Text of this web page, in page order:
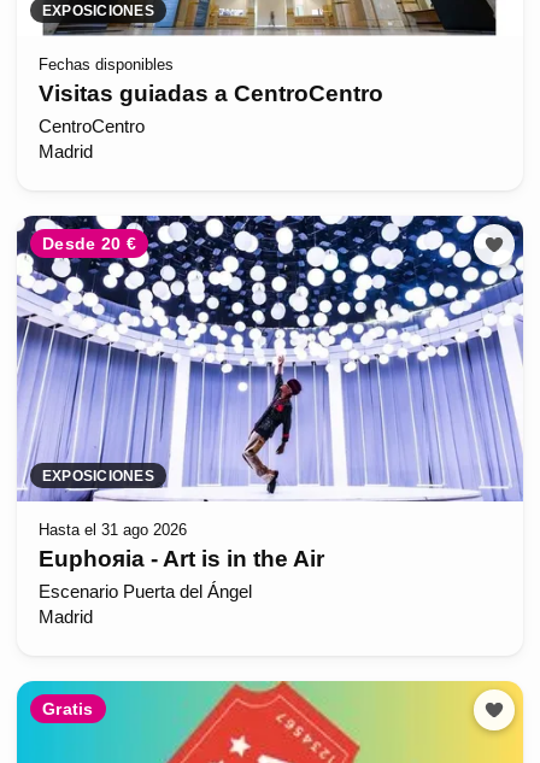
EXPOSICIONES
Fechas disponibles
Visitas guiadas a CentroCentro
CentroCentro
Madrid
Desde 20 €
EXPOSICIONES
Hasta el 31 ago 2026
Euphoяia - Art is in the Air
Escenario Puerta del Ángel
Madrid
Gratis